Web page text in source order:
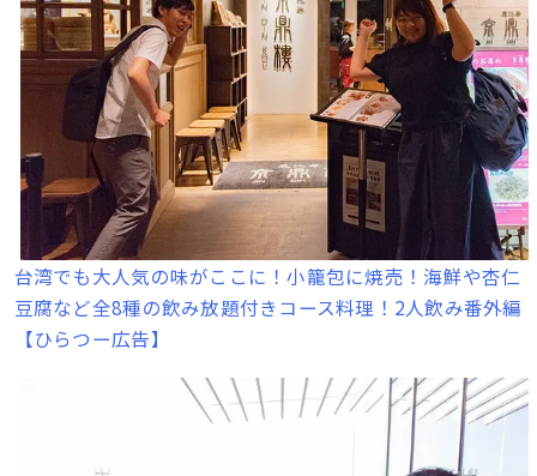
台湾でも大人気の味がここに！小籠包に焼売！海鮮や杏仁
豆腐など全8種の飲み放題付きコース料理！2人飲み番外編
【ひらつー広告】